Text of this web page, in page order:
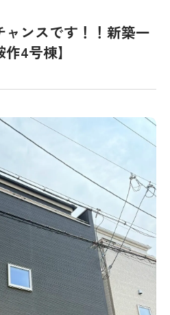
ンスです！！新築一
4号棟】